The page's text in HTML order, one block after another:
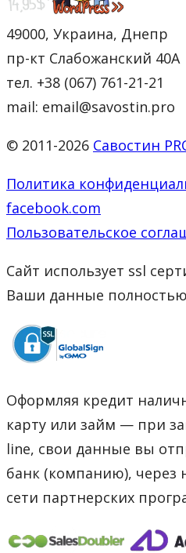
49000, Украина, Днепр
пр-кт Слабожанский 40А
тел. +38 (067) 761-21-21
mail: email@savostin.pro
© 2011-2026 Савостин
Политика
facebook.com
Пользовательское
Сайт использует ssl
Ваши данные
Оформляя кредит
карту или займ — при
line, свои данные вы
банк (компанию),
сети партнерских